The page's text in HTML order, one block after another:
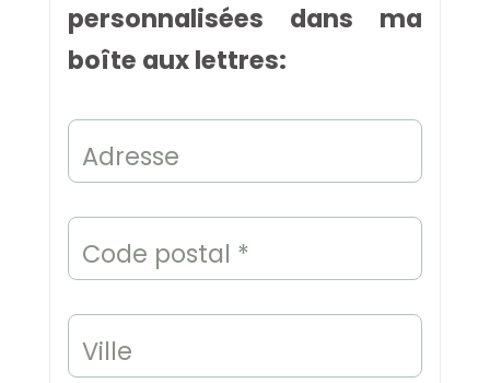
personnalisées dans ma
boîte aux lettres:
Adresse
Code postal *
Ville